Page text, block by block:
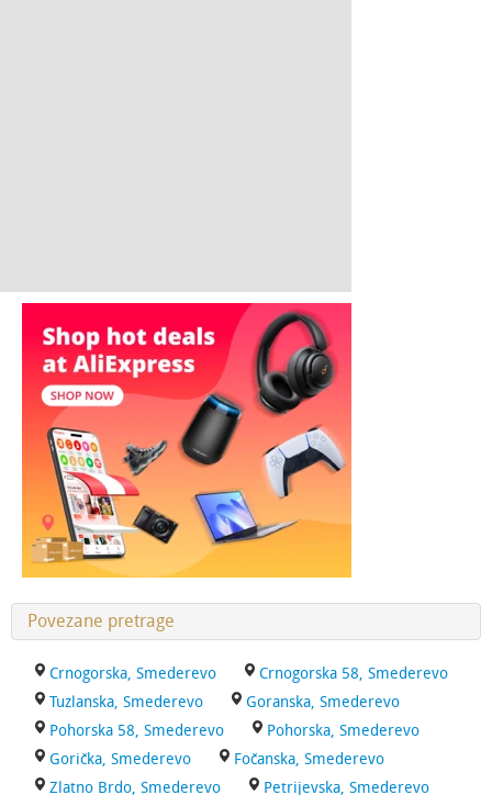
Povezane pretrage
Crnogorska, Smederevo
Crnogorska 58, Smederevo
Tuzlanska, Smederevo
Goranska, Smederevo
Pohorska 58, Smederevo
Pohorska, Smederevo
Gorička, Smederevo
Fočanska, Smederevo
Zlatno Brdo, Smederevo
Petrijevska, Smederevo